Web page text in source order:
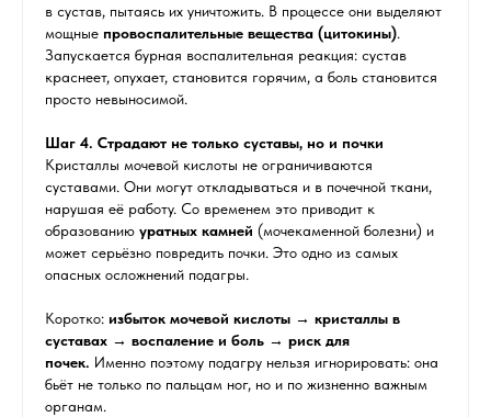
в сустав, пытаясь их уничтожить. В процессе они выделяют
мощные провоспалительные вещества (цитокины).
Запускается бурная воспалительная реакция: сустав
краснеет, опухает, становится горячим, а боль становится
просто невыносимой.
Шаг 4. Страдают не только суставы, но и почки
Кристаллы мочевой кислоты не ограничиваются
суставами. Они могут откладываться и в почечной ткани,
нарушая её работу. Со временем это приводит к
образованию уратных камней (мочекаменной болезни) и
может серьёзно повредить почки. Это одно из самых
опасных осложнений подагры.
Коротко: избыток мочевой кислоты → кристаллы в
суставах → воспаление и боль → риск для
почек. Именно поэтому подагру нельзя игнорировать: она
бьёт не только по пальцам ног, но и по жизненно важным
органам.